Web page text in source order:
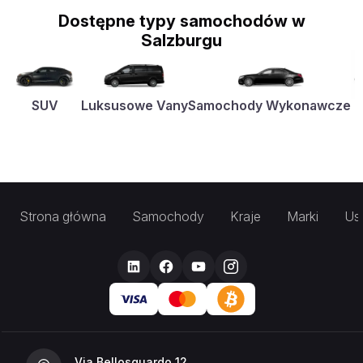
Dostępne typy samochodów w
Salzburgu
SUV Luksusowe VanySamochody Wykonawcze
Strona główna Samochody Kraje Marki